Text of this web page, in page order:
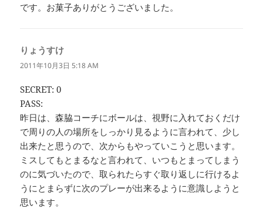
です。お菓子ありがとうございました。
りょうすけ
り:
2011年10月3日 5:18 AM
SECRET: 0
PASS:
昨日は、森脇コーチにボールは、視野に入れておくだけ
で周りの人の場所をしっかり見るように言われて、少し
出来たと思うので、次からもやっていこうと思います。
ミスしてもとまるなと言われて、いつもとまってしまう
のに気づいたので、取られたらすぐ取り返しに行けるよ
うにとまらずに次のプレーが出来るように意識しようと
思います。